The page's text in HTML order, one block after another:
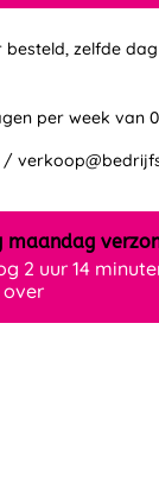
besteld, zelfde
per week van
/
maandag
2 uur 14
over